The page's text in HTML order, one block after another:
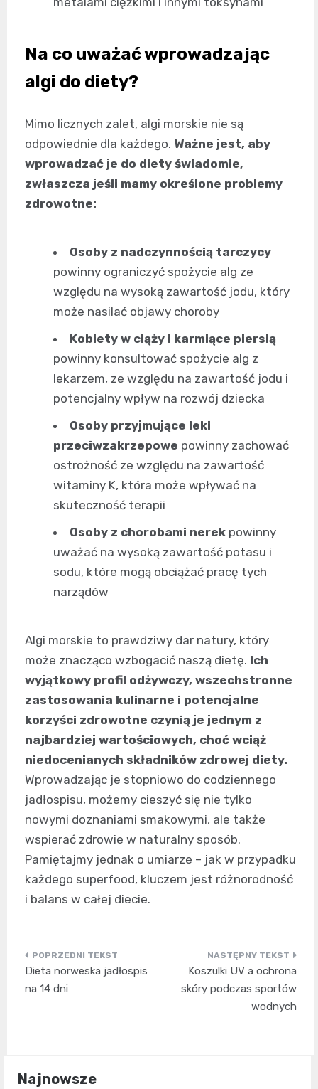
Na co uważać wprowadzając
algi do diety?
Mimo licznych zalet, algi morskie nie są
odpowiednie dla każdego. Ważne jest, aby
wprowadzać je do diety świadomie,
zwłaszcza jeśli mamy określone problemy
zdrowotne:
Osoby z nadczynnością tarczycy
powinny ograniczyć spożycie alg ze
względu na wysoką zawartość jodu, który
może nasilać objawy choroby
Kobiety w ciąży i karmiące piersią
powinny konsultować spożycie alg z
lekarzem, ze względu na zawartość jodu i
potencjalny wpływ na rozwój dziecka
Osoby przyjmujące leki
przeciwzakrzepowe powinny zachować
ostrożność ze względu na zawartość
witaminy K, która może wpływać na
skuteczność terapii
Osoby z chorobami nerek powinny
uważać na wysoką zawartość potasu i
sodu, które mogą obciążać pracę tych
narządów
Algi morskie to prawdziwy dar natury, który
może znacząco wzbogacić naszą dietę. Ich
wyjątkowy profil odżywczy, wszechstronne
zastosowania kulinarne i potencjalne
korzyści zdrowotne czynią je jednym z
najbardziej wartościowych, choć wciąż
niedocenianych składników zdrowej diety.
Wprowadzając je stopniowo do codziennego
jadłospisu, możemy cieszyć się nie tylko
nowymi doznaniami smakowymi, ale także
wspierać zdrowie w naturalny sposób.
Pamiętajmy jednak o umiarze – jak w przypadku
każdego superfood, kluczem jest różnorodność
i balans w całej diecie.
Nawigacja
wpisu
Dieta norweska jadłospis
na 14 dni
Koszulki UV a ochrona
skóry podczas sportów
wodnych
Najnowsze